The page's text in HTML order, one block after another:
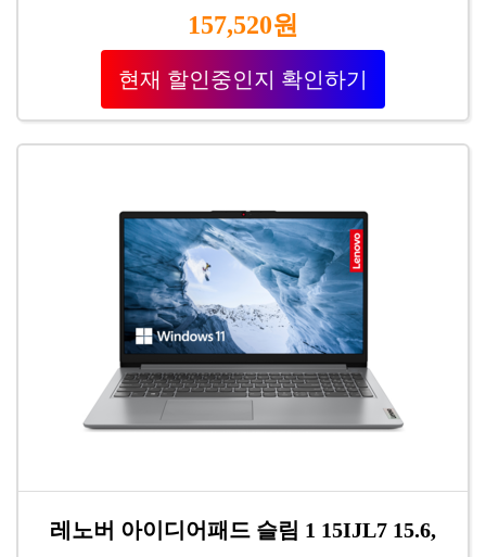
157,520원
현재 할인중인지 확인하기
레노버 아이디어패드 슬림 1 15IJL7 15.6,